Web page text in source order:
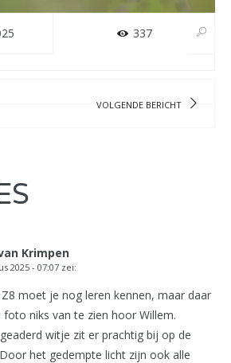
337
VOLGENDE BERICHT
Krimpen
2025 - 07:07 zei:
moet je nog leren kennen, maar daar
foto niks van te zien hoor Willem.
witje zit er prachtig bij op de
het gedempte licht zijn ook alle